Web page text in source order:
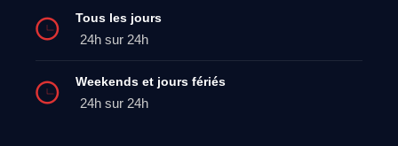
Tous les jours
24h sur 24h
Weekends et jours fériés
24h sur 24h